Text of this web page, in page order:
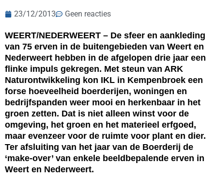
23/12/2013 Geen reacties
WEERT/NEDERWEERT – De sfeer en aankleding
van 75 erven in de buitengebieden van Weert en
Nederweert hebben in de afgelopen drie jaar een
flinke impuls gekregen. Met steun van ARK
Naturontwikkeling kon IKL in Kempenbroek een
forse hoeveelheid boerderijen, woningen en
bedrijfspanden weer mooi en herkenbaar in het
groen zetten. Dat is niet alleen winst voor de
omgeving, het groen en het materieel erfgoed,
maar evenzeer voor de ruimte voor plant en dier.
Ter afsluiting van het jaar van de Boerderij de
‘make-over’ van enkele beeldbepalende erven in
Weert en Nederweert.